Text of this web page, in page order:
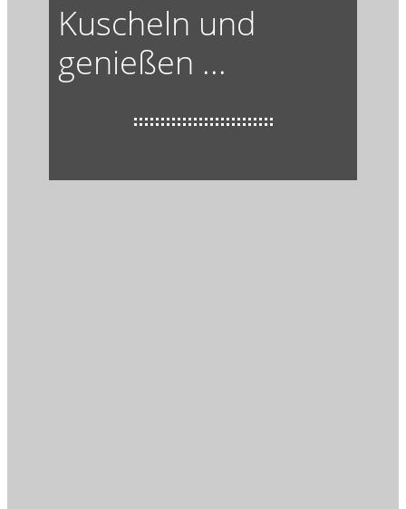
Kuscheln und
genießen ...